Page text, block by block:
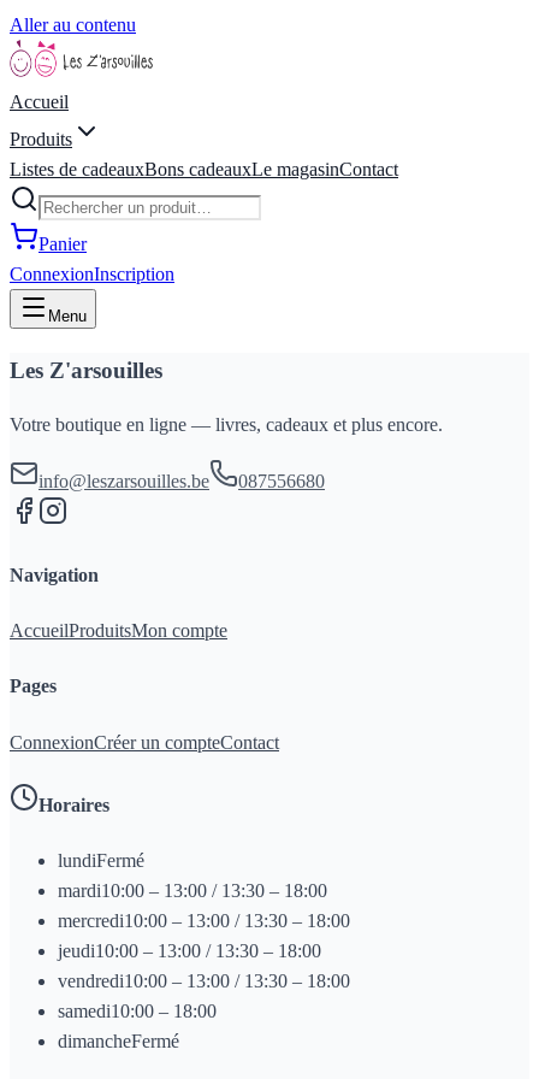
Aller au contenu
Accueil
Produits
Listes de cadeauxBons cadeauxLe magasinContact
Panier
ConnexionInscription
Menu
Les Z'arsouilles
Votre boutique en ligne — livres, cadeaux et plus encore.
info@leszarsouilles.be 087556680
Navigation
AccueilProduitsMon compte
Pages
ConnexionCréer un compteContact
Horaires
lundiFermé
mardi10:00 – 13:00 / 13:30 – 18:00
mercredi10:00 – 13:00 / 13:30 – 18:00
jeudi10:00 – 13:00 / 13:30 – 18:00
vendredi10:00 – 13:00 / 13:30 – 18:00
samedi10:00 – 18:00
dimancheFermé